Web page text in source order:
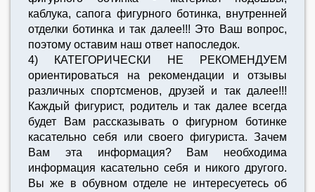
каблука, cапога фигурного ботинка, внутренней
отделки ботинка и так далее!!! Это Ваш вопрос,
поэтому оставим наш ответ напоследок.
4) КАТЕГОРИЧЕСКИ НЕ РЕКОМЕНДУЕМ
ориентироваться на рекомендации и отзывы
различных спортсменов, друзей и так далее!!!
Каждый фигурист, родитель и так далее всегда
будет Вам рассказывать о фигурном ботинке
касательно себя или своего фигуриста. Зачем
Вам эта информация? Вам необходима
информация касательно себя и никого другого.
Вы же в обувном отделе не интересуетесь об